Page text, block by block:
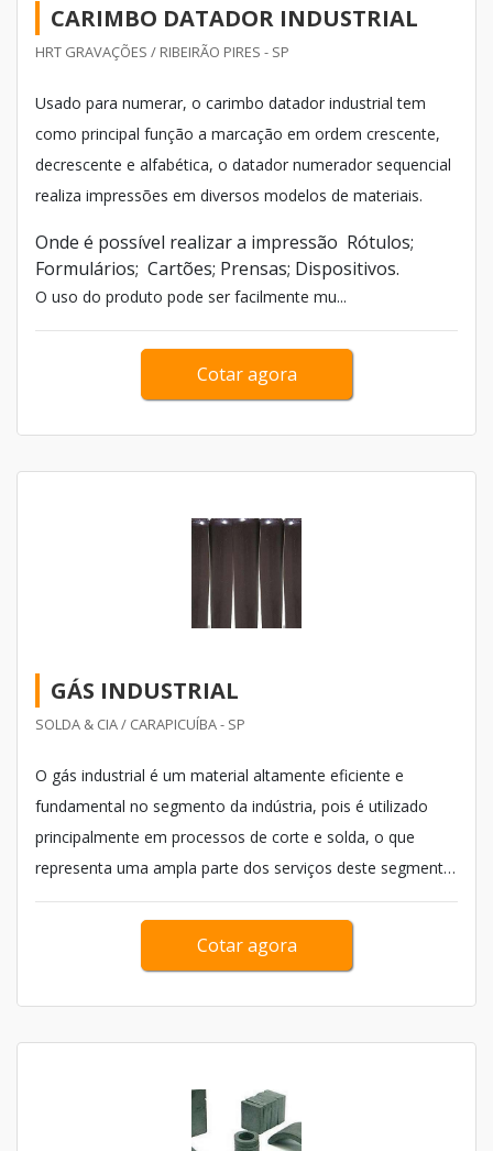
CARIMBO DATADOR INDUSTRIAL
HRT GRAVAÇÕES / RIBEIRÃO PIRES - SP
Usado para numerar, o carimbo datador industrial tem
como principal função a marcação em ordem crescente,
decrescente e alfabética, o datador numerador sequencial
realiza impressões em diversos modelos de materiais.
Onde é possível realizar a impressão Rótulos;
Formulários; Cartões; Prensas; Dispositivos.
O uso do produto pode ser facilmente mu...
Cotar agora
GÁS INDUSTRIAL
SOLDA & CIA / CARAPICUÍBA - SP
O gás industrial é um material altamente eficiente e
fundamental no segmento da indústria, pois é utilizado
principalmente em processos de corte e solda, o que
representa uma ampla parte dos serviços deste segmento.
Além disso, o gás voltado para a indústria contribui para o
desenvolvimento de variadas edificações e na fabricação
de uma vasta variedade de produ...
Cotar agora